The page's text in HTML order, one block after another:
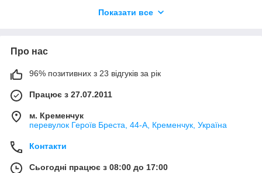
написами по центру. Базові кольори або яскраві фарби.
Показати все
Про нас
96% позитивних з 23 відгуків за рік
Працює з 27.07.2011
м. Кременчук
перевулок Героїв Бреста, 44-А, Кременчук, Україна
Контакти
Сьогодні працює з 08:00 до 17:00